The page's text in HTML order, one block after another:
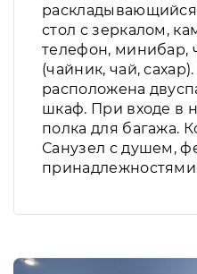
раскладывающийся
стол с зеркалом,
телефон, минибар,
(чайник, чай,
расположена
шкаф. При входе в
полка для багажа.
Санузел с душем,